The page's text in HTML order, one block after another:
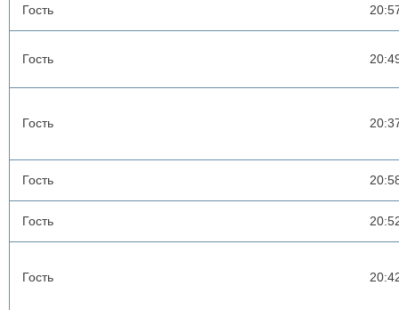
Гость
Гость
Гость
Гость
Гость
Гость